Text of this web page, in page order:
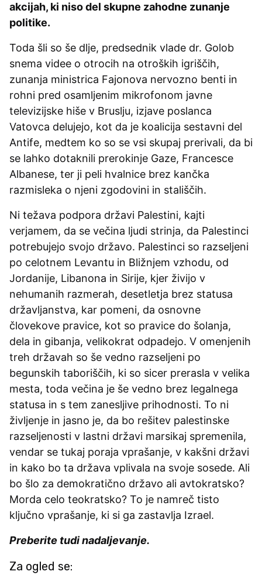
akcijah, ki niso del skupne zahodne zunanje
politike.
Toda šli so še dlje, predsednik vlade dr. Golob
snema videe o otrocih na otroških igriščih,
zunanja ministrica Fajonova nervozno benti in
rohni pred osamljenim mikrofonom javne
televizijske hiše v Bruslju, izjave poslanca
Vatovca delujejo, kot da je koalicija sestavni del
Antife, medtem ko so se vsi skupaj prerivali, da bi
se lahko dotaknili prerokinje Gaze, Francesce
Albanese, ter ji peli hvalnice brez kančka
razmisleka o njeni zgodovini in stališčih.
Ni težava podpora državi Palestini, kajti
verjamem, da se večina ljudi strinja, da Palestinci
potrebujejo svojo državo. Palestinci so razseljeni
po celotnem Levantu in Bližnjem vzhodu, od
Jordanije, Libanona in Sirije, kjer živijo v
nehumanih razmerah, desetletja brez statusa
državljanstva, kar pomeni, da osnovne
človekove pravice, kot so pravice do šolanja,
dela in gibanja, velikokrat odpadejo. V omenjenih
treh državah so še vedno razseljeni po
begunskih taboriščih, ki so sicer prerasla v velika
mesta, toda večina je še vedno brez legalnega
statusa in s tem zanesljive prihodnosti. To ni
življenje in jasno je, da bo rešitev palestinske
razseljenosti v lastni državi marsikaj spremenila,
vendar se tukaj poraja vprašanje, v kakšni državi
in kako bo ta država vplivala na svoje sosede. Ali
bo šlo za demokratično državo ali avtokratsko?
Morda celo teokratsko? To je namreč tisto
ključno vprašanje, ki si ga zastavlja Izrael.
Preberite tudi nadaljevanje.
Za ogled se: